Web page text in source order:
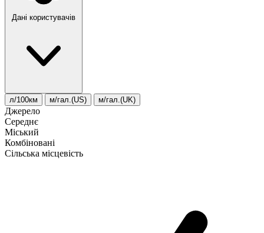
Дані користувачів
л/100км м/гал.(US) м/гал.(UK)
Джерело
Середнє
Міський
Комбіновані
Сільська місцевість